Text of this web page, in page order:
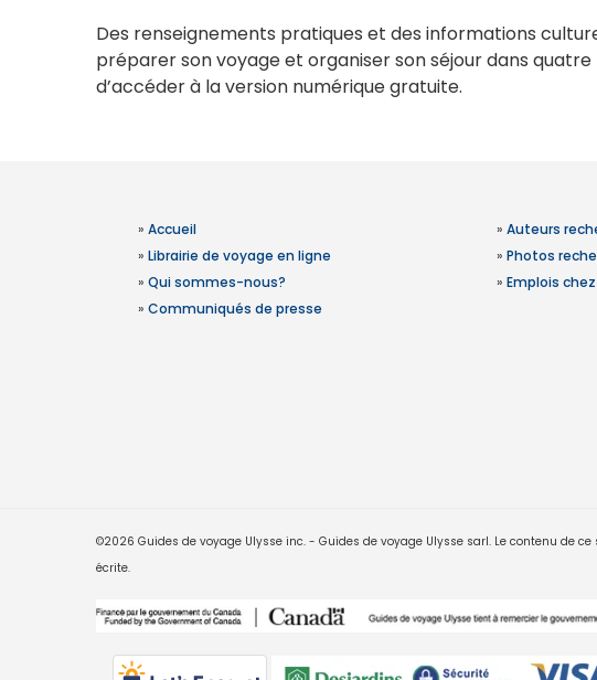
Des renseignements pratiques et des informations
préparer son voyage et organiser son séjour dans
d’accéder à la version numérique gratuite.
» Accueil
» Librairie de voyage en ligne
» Qui sommes-nous?
» Communiqués de presse
» Auteurs
» Photos
» Emplois
©2026 Guides de voyage Ulysse inc. - Guides de voyage Ulysse sarl. Le contenu de
écrite.